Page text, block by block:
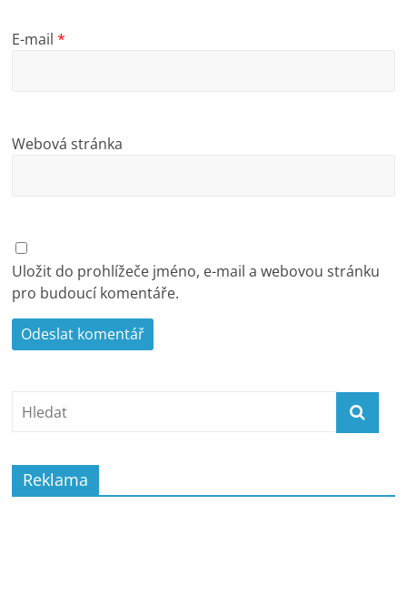
E-mail*
Webová stránka
Uložit do prohlížeče jméno, e-mail a webovou stránku
pro budoucí komentáře.
Reklama